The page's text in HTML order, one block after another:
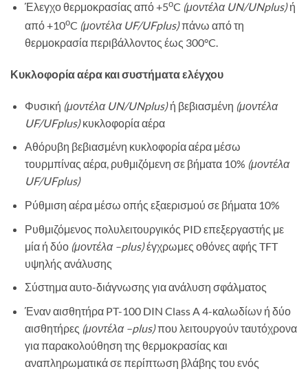
Έλεγχο θερμοκρασίας από +5οC (μοντέλα UN/UNplus)ή
από +10οC (μοντέλα UF/UFplus)πάνω από τη
θερμοκρασία περιβάλλοντος έως 300°C.
Κυκλοφορία αέρα και συστήματα ελέγχου
Φυσική (μοντέλα UN/UNplus)ή βεβιασμένη (μοντέλα
UF/UFplus)κυκλοφορία αέρα
Αθόρυβη βεβιασμένη κυκλοφορία αέρα μέσω
τουρμπίνας αέρα, ρυθμιζόμενη σε βήματα 10% (μοντέλα
UF/UFplus)
Ρύθμιση αέρα μέσω οπής εξαερισμού σε βήματα 10%
Ρυθμιζόμενος πολυλειτουργικός PID επεξεργαστής με
μία ή δύο (μοντέλα –plus)έγχρωμες οθόνες αφής TFT
υψηλής ανάλυσης
Σύστημα αυτο-διάγνωσης για ανάλυση σφάλματος
Έναν αισθητήρα PT-100 DIN Class A 4-καλωδίων ή δύο
αισθητήρες (μοντέλα –plus)που λειτουργούν ταυτόχρονα
για παρακολούθηση της θερμοκρασίας και
αναπληρωματικά σε περίπτωση βλάβης του ενός